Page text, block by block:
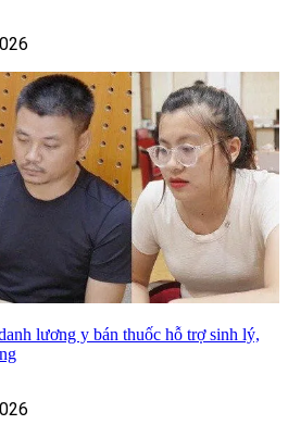
lương y bán thuốc hỗ trợ sinh lý,